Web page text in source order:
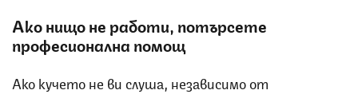
Ако нищо не работи, потърсете
професионална помощ
Ако кучето не ви слуша, независимо от